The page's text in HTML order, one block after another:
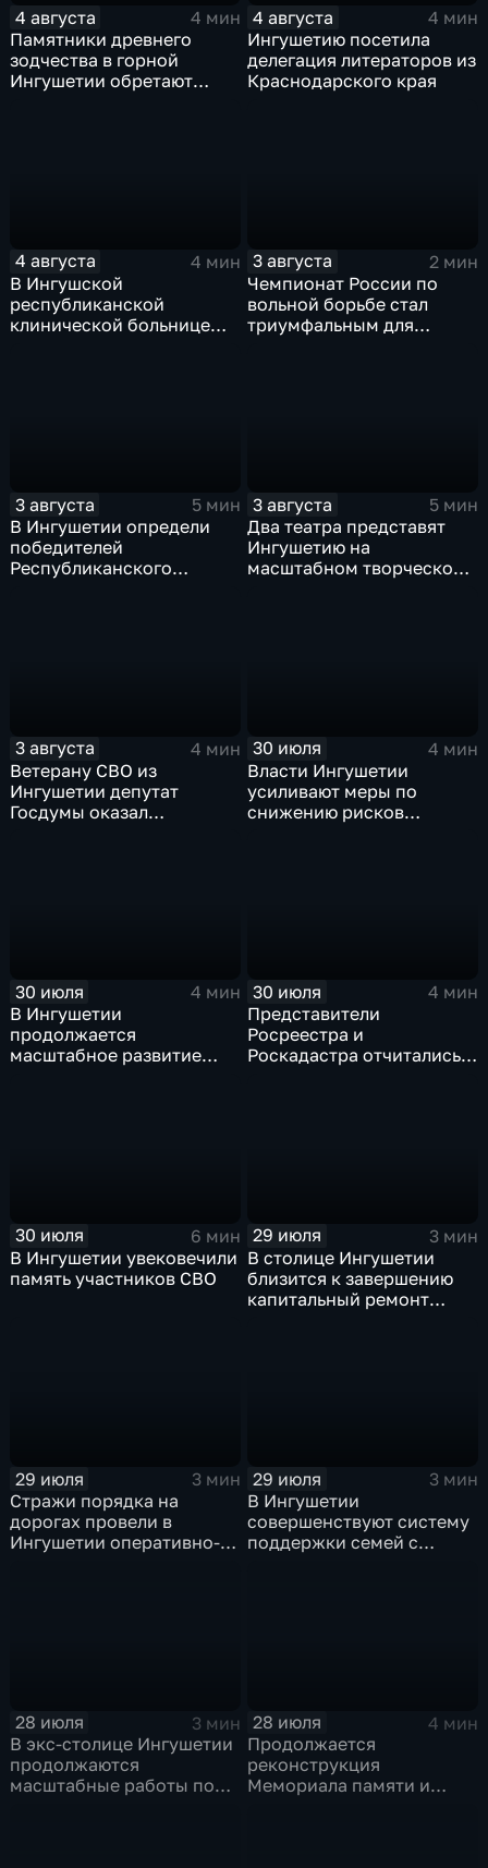
4 августа
4 мин
Памятники древнего
зодчества в горной
Ингушетии обретают
4 августа
4 мин
Ингушетию посетила
делегация литераторов из
Краснодарского края
4 августа
4 мин
В Ингушской
республиканской
клинической больнице
3 августа
2 мин
Чемпионат России по
вольной борьбе стал
триумфальным для
3 августа
5 мин
В Ингушетии определи
победителей
Республиканского
3 августа
5 мин
Два театра представят
Ингушетию на
масштабном творческом
3 августа
4 мин
Ветерану СВО из
Ингушетии депутат
Госдумы оказал
30 июля
4 мин
Власти Ингушетии
усиливают меры по
снижению рисков
30 июля
4 мин
В Ингушетии
продолжается
масштабное развитие
30 июля
4 мин
Представители
Росреестра и
Роскадастра отчитались
30 июля
6 мин
В Ингушетии увековечили
память участников СВО
29 июля
3 мин
В столице Ингушетии
близится к завершению
капитальный ремонт
29 июля
3 мин
Стражи порядка на
дорогах провели в
Ингушетии оперативно-
29 июля
3 мин
В Ингушетии
совершенствуют систему
поддержки семей с
28 июля
3 мин
В экс-столице Ингушетии
продолжаются
масштабные работы по
28 июля
4 мин
Продолжается
реконструкция
Мемориала памяти и